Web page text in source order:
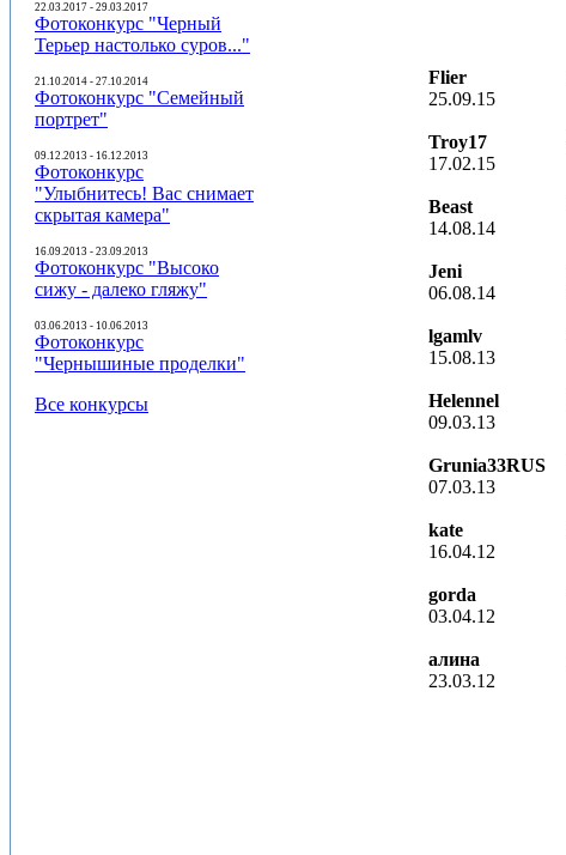
22.03.2017 - 29.03.2017
Фотоконкурс "Черный
Терьер настолько суров..."
21.10.2014 - 27.10.2014
Фотоконкурс "Семейный
портрет"
09.12.2013 - 16.12.2013
Фотоконкурс
"Улыбнитесь! Вас снимает
скрытая камера"
16.09.2013 - 23.09.2013
Фотоконкурс "Высоко
сижу - далеко гляжу"
03.06.2013 - 10.06.2013
Фотоконкурс
"Чернышиные проделки"
Все конкурсы
Flier
25.09.15
Troy17
17.02.15
Beast
14.08.14
Jeni
06.08.14
lgamlv
15.08.13
Helennel
09.03.13
Grunia33RUS
07.03.13
kate
16.04.12
gorda
03.04.12
алина
23.03.12